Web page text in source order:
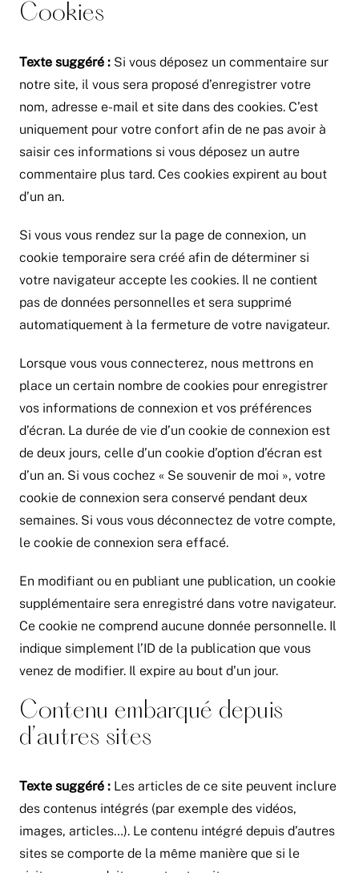
Cookies
Texte suggéré : Si vous déposez un commentaire sur
notre site, il vous sera proposé d’enregistrer votre
nom, adresse e-mail et site dans des cookies. C’est
uniquement pour votre confort afin de ne pas avoir à
saisir ces informations si vous déposez un autre
commentaire plus tard. Ces cookies expirent au bout
d’un an.
Si vous vous rendez sur la page de connexion, un
cookie temporaire sera créé afin de déterminer si
votre navigateur accepte les cookies. Il ne contient
pas de données personnelles et sera supprimé
automatiquement à la fermeture de votre navigateur.
Lorsque vous vous connecterez, nous mettrons en
place un certain nombre de cookies pour enregistrer
vos informations de connexion et vos préférences
d’écran. La durée de vie d’un cookie de connexion est
de deux jours, celle d’un cookie d’option d’écran est
d’un an. Si vous cochez « Se souvenir de moi », votre
cookie de connexion sera conservé pendant deux
semaines. Si vous vous déconnectez de votre compte,
le cookie de connexion sera effacé.
En modifiant ou en publiant une publication, un cookie
supplémentaire sera enregistré dans votre navigateur.
Ce cookie ne comprend aucune donnée personnelle. Il
indique simplement l’ID de la publication que vous
venez de modifier. Il expire au bout d’un jour.
Contenu embarqué depuis
d’autres sites
Texte suggéré : Les articles de ce site peuvent inclure
des contenus intégrés (par exemple des vidéos,
images, articles…). Le contenu intégré depuis d’autres
sites se comporte de la même manière que si le